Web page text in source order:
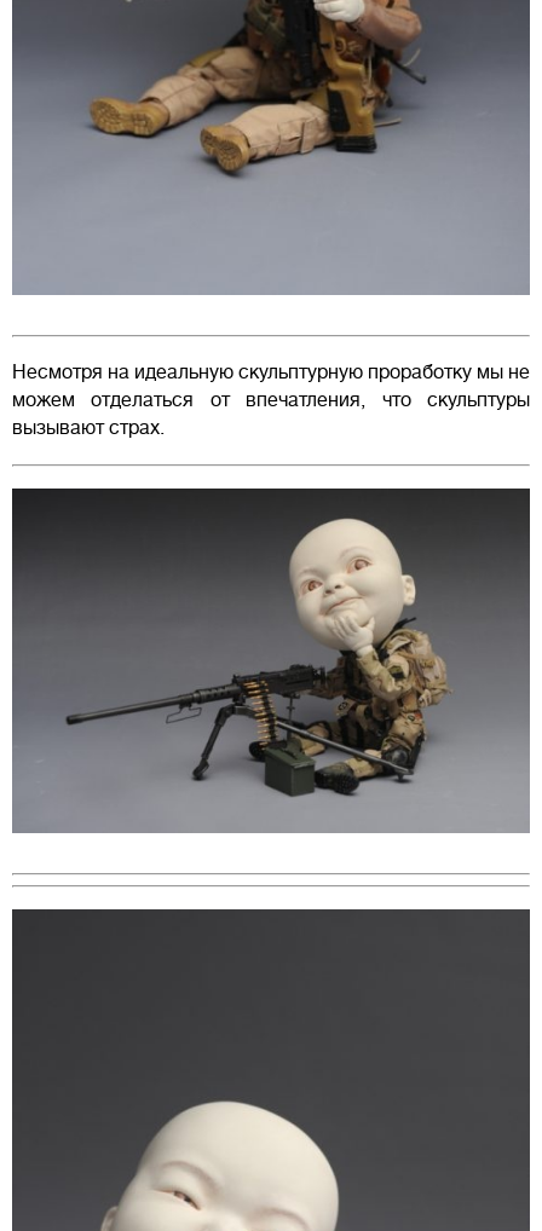
Несмотря на идеальную скульптурную проработку мы не
можем отделаться от впечатления, что скульптуры
вызывают страх.